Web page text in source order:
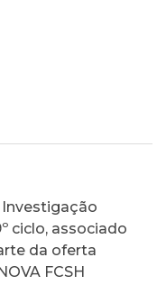
ciclo, associado
da oferta
FCSH